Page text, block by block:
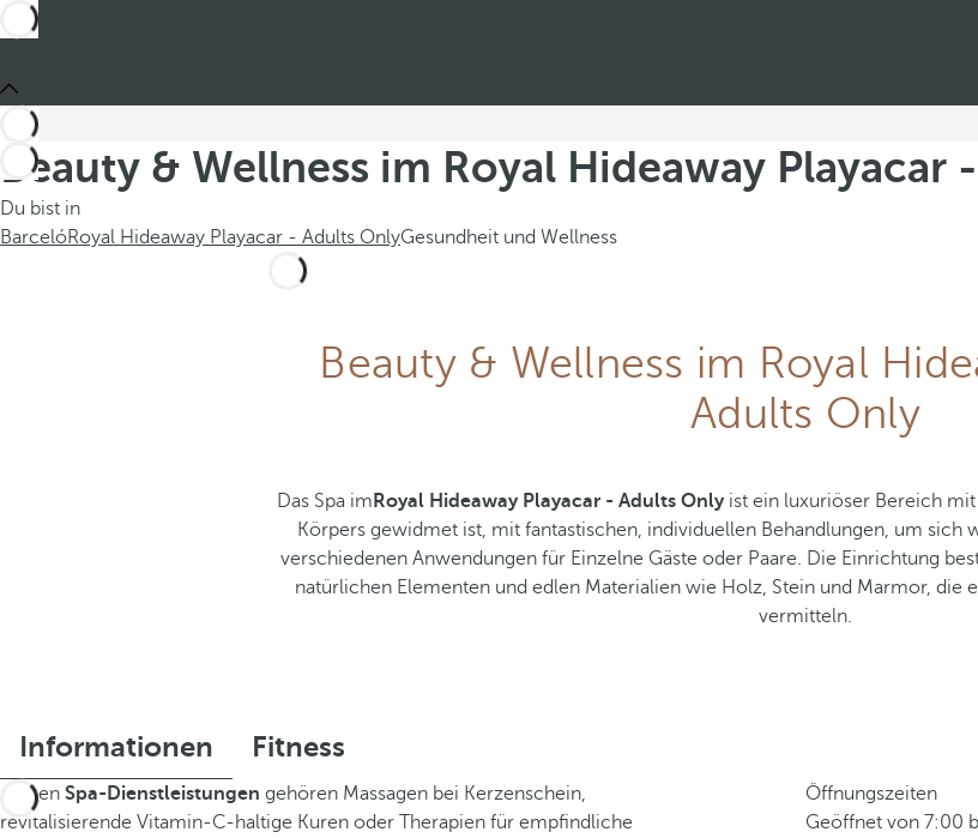
Beauty & Wellness im Royal Hideaway Playacar
Du bist in
BarcelóRoyal Hideaway Playacar - Adults OnlyGesundheit und Wellness
Beauty & Wellness im Royal
Adults Only
Das Spa im Royal Hideaway Playacar - Adults Onlyist ein luxuriöser Bereich mit
Körpers gewidmet ist, mit fantastischen, individuellen Behandlungen, um sich
verschiedenen Anwendungen für Einzelne Gäste oder Paare. Die Einrichtung
natürlichen Elementen und edlen Materialien wie Holz, Stein und Marmor, die
vermitteln.
Informationen Fitness
Zu den Spa-Dienstleistungen gehören Massagen bei Kerzenschein,
revitalisierende Vitamin-C-haltige Kuren oder Therapien für empfindliche
Öffnungszeiten
Geöffnet von 7:00